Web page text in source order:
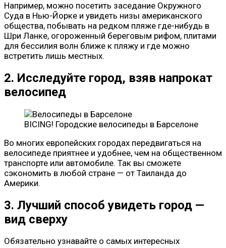
Например, можно посетить заседание Окружного
Суда в Нью-Йорке и увидеть низы американского
общества, побывать на редком пляже где-нибудь в
Шри Ланке, огороженный береговым рифом, плитами
для бессилия волн ближе к пляжу и где можно
встретить лишь местных.
2. Исследуйте город, взяв напрокат
велосипед
BICING! Городские велосипеды в Барселоне
Во многих европейских городах передвигаться на
велосипеде приятнее и удобнее, чем на общественном
транспорте или автомобиле. Так вы сможете
сэкономить в любой стране — от Таиланда до
Америки.
3. Лучший способ увидеть город —
вид сверху
Обязательно узнавайте о самых интересных